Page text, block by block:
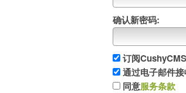
确认新密码:
订阅
通过电子邮件
同意服务条款